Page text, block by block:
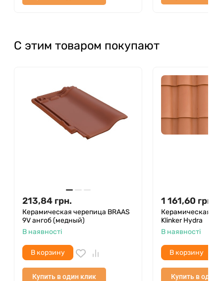
С этим товаром покупают
213,84 грн.
Керамическая черепица BRAAS
9V ангоб (медный)
В наявності
В корзину
Купить в один клик
1 161,60 грн.
Керамическая
Klinker Hydra
В наявності
В корзину
Купить в один